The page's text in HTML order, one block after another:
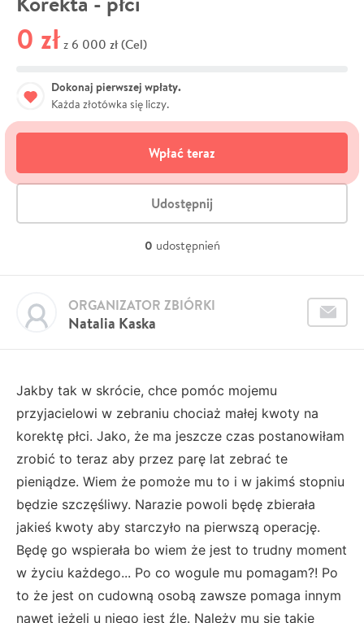
0 zł z 6 000 zł (Cel)
Dokonaj pierwszej wpłaty.
Każda złotówka się liczy.
Wpłać teraz
Udostępnij
0 udostępnień
Natalia Kaska
ORGANIZATOR ZBIÓRKI
Jakby tak w skrócie, chce pomóc mojemu
przyjacielowi w zebraniu chociaż małej kwoty na
korektę płci. Jako, że ma jeszcze czas postanowiłam
zrobić to teraz aby przez parę lat zebrać te
pieniądze. Wiem że pomoże mu to i w jakimś stopniu
będzie szczęśliwy. Narazie powoli będę zbierała
jakieś kwoty aby starczyło na pierwszą operację.
Będę go wspierała bo wiem że jest to trudny moment
w życiu każdego... Po co wogule mu pomagam?! Po
to że jest on cudowną osobą zawsze pomaga innym
nawet jeżeli u niego jest źle. Należy mu się takie